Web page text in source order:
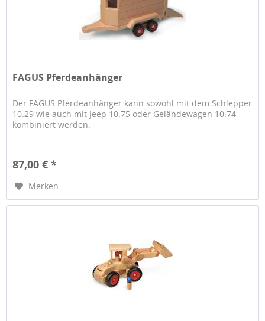
FAGUS Pferdeanhänger
Der FAGUS Pferdeanhänger kann sowohl mit dem Schlepper
10.29 wie auch mit Jeep 10.75 oder Geländewagen 10.74
kombiniert werden.
87,00 € *
Merken